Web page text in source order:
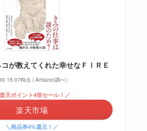
が教えてくれた幸せなＦＩＲＥ
15:07時点 | Amazon調べ）
天ポイント4倍セール！／
楽天市場
＼商品券4%還元！／